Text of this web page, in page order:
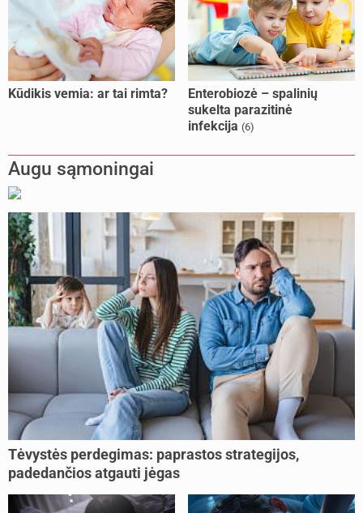
Kūdikis vemia: ar tai rimta?
Enterobiozė – spalinių
sukelta parazitinė
infekcija (6)
Augu sąmoningai
Tėvystės perdegimas: paprastos strategijos,
padedančios atgauti jėgas